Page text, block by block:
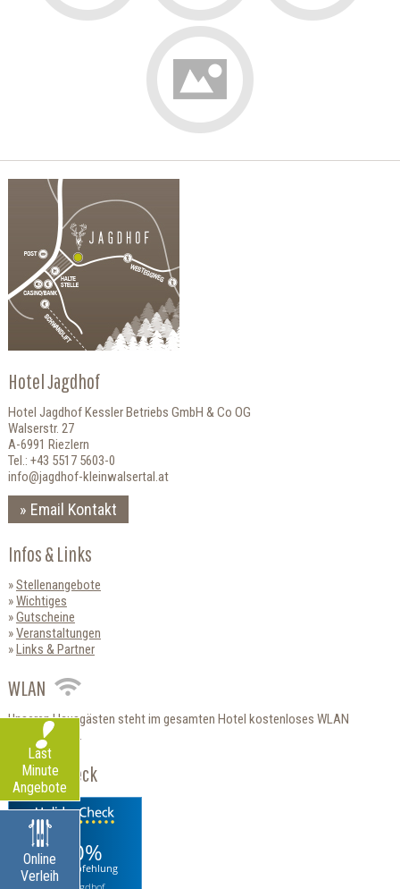
Hotel Jagdhof
Hotel Jagdhof Kessler Betriebs GmbH & Co OG
Walserstr. 27
A-6991 Riezlern
Tel.: +43 5517 5603-0
info@jagdhof-kleinwalsertal.at
Email Kontakt
Infos & Links
Stellenangebote
Wichtiges
Gutscheine
Veranstaltungen
Links & Partner
WLAN
Unseren Hausgästen steht im gesamten Hotel kostenloses WLAN
zur Verfügung.
HolidayCheck
100%
Weiterempfehlung
Hotel Jagdhof
Online
Verleih
Last
Minute
Angebote